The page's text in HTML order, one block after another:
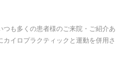
も多くの患者様のご来院・ご紹介あ
イロプラクティックと運動を併用さ